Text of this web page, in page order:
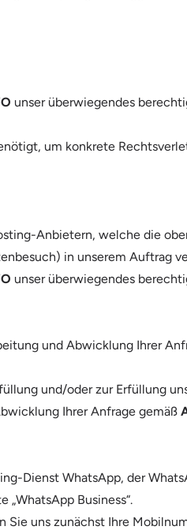
unser überwiegendes
um konkrete
Anbietern, welche die
in unserem Auftrag
unser überwiegendes
und Abwicklung Ihrer
und/oder zur Erfüllung
Ihrer Anfrage gemäß
Dienst WhatsApp, der
Business“.
uns zunächst Ihre